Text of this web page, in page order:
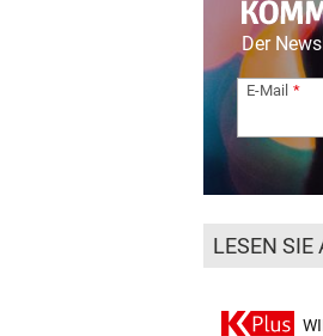
Der
E-Mail
LESEN SIE